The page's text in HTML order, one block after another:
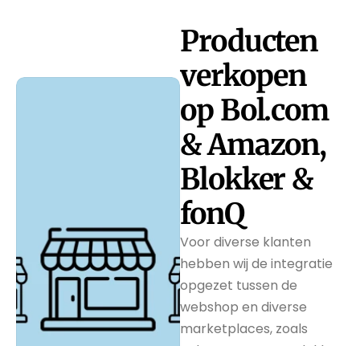
Producten
verkopen
op Bol.com
& Amazon,
Blokker &
fonQ
Voor diverse klanten
hebben wij de integratie
opgezet tussen de
webshop en diverse
marketplaces, zoals